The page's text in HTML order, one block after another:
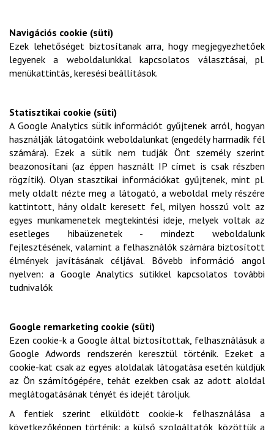
Navigációs cookie (süti)
Ezek lehetőséget biztosítanak arra, hogy megjegyezhetőek
legyenek a weboldalunkkal kapcsolatos választásai, pl.
menükattintás, keresési beállítások.
Statisztikai cookie (süti)
A Google Analytics sütik információt gyűjtenek arról, hogyan
használják látogatóink weboldalunkat (engedély harmadik fél
számára). Ezek a sütik nem tudják Önt személy szerint
beazonosítani (az éppen használt IP címet is csak részben
rögzítik). Olyan stasztikai információkat gyűjtenek, mint pl.
mely oldalt nézte meg a látogató, a weboldal mely részére
kattintott, hány oldalt keresett fel, milyen hosszú volt az
egyes munkamenetek megtekintési ideje, melyek voltak az
esetleges hibaüzenetek - mindezt weboldalunk
fejlesztésének, valamint a felhasználók számára biztosított
élmények javításának céljával. Bővebb információ angol
nyelven: a Google Analytics sütikkel kapcsolatos további
tudnivalók
Google remarketing cookie (süti)
Ezen cookie-k a Google által biztosítottak, felhasználásuk a
Google Adwords rendszerén keresztül történik. Ezeket a
cookie-kat csak az egyes aloldalak látogatása esetén küldjük
az Ön számítógépére, tehát ezekben csak az adott aloldal
meglátogatásának tényét és idejét tároljuk.
A fentiek szerint elküldött cookie-k felhasználása a
következőképpen történik: a külső szolgáltatók, közöttük a